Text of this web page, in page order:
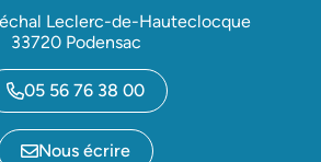
Leclerc-de-Hauteclocque
33720 Podensac
05 56 76 38 00
Nous écrire